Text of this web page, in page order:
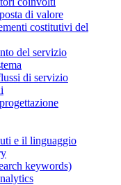
di valore
costitutivi del
del servizio
di servizio
e il linguaggio
keywords)